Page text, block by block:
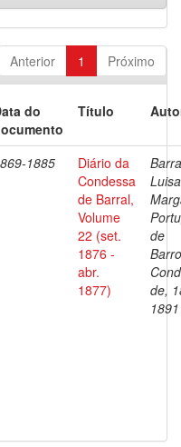
Anterior 1 Próximo
do
Título
1885
Diário da
Condessa
de Barral,
Volume
22 (set.
1876 -
abr.
1877)
Luisa
de
de,
1891